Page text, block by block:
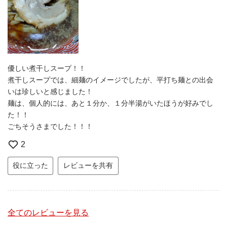
優しい煮干しスープ！！
煮干しスープでは、細麺のイメージでしたが、平打ち麺との出会
いは珍しいと感じました！
麺は、個人的には、あと１分か、１分半湯がいたほうが好みでし
た！！
ごちそうさまでした！！！
2
役に立った レビューを共有
全てのレビューを見る